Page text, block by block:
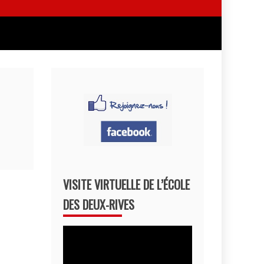
VISITE VIRTUELLE DE L’ÉCOLE
DES DEUX-RIVES